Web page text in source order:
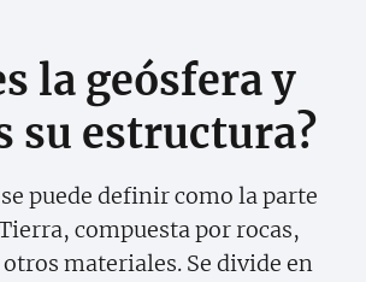
la geósfera y
su estructura?
se puede definir como la parte
compuesta por rocas,
materiales. Se divide en